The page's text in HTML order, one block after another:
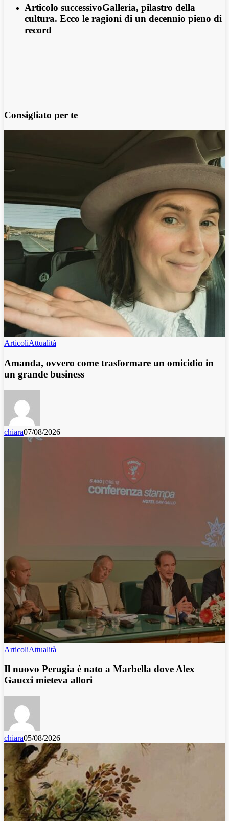
Articolo successivoGalleria, pilastro della
cultura. Ecco le ragioni di un decennio pieno di
record
Consigliato per te
ArticoliAttualità
Amanda, ovvero come trasformare un omicidio in
un grande business
chiara07/08/2026
ArticoliAttualità
Il nuovo Perugia è nato a Marbella dove Alex
Gaucci mieteva allori
chiara05/08/2026